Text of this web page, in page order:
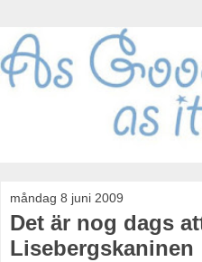
måndag 8 juni 2009
Det är nog dags
Lisebergskaninen